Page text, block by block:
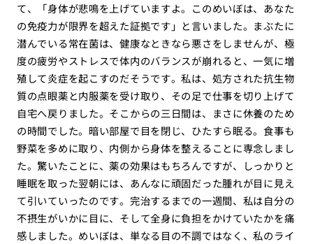
て、「身体が悲鳴を上げていますよ。このめいぼは、あなた
の免疫力が限界を超えた証拠です」と言いました。まぶたに
潜んでいる常在菌は、健康なときなら悪さをしませんが、極
度の疲労やストレスで体内のバランスが崩れると、一気に増
殖して炎症を起こすのだそうです。私は、処方された抗生物
質の点眼薬と内服薬を受け取り、その足で仕事を切り上げて
自宅へ戻りました。そこからの三日間は、まさに休養のため
の時間でした。暗い部屋で目を閉じ、ひたすら眠る。食事も
野菜を多めに取り、内側から身体を整えることに専念しまし
た。驚いたことに、薬の効果はもちろんですが、しっかりと
睡眠を取った翌朝には、あんなに頑固だった腫れが目に見え
て引いていったのです。完治するまでの一週間、私は自分の
不摂生がいかに目に、そして全身に負担をかけていたかを痛
感しました。めいぼは、単なる目の不調ではなく、私のライ